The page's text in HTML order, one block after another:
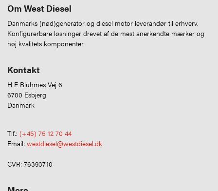
Om West Diesel
Danmarks (nød)generator og diesel motor leverandør til erhverv.
Konfigurerbare løsninger drevet af de mest anerkendte mærker og
høj kvalitets komponenter
Kontakt
H E Bluhmes Vej 6
6700 Esbjerg
Danmark
Tlf.: (+45) 75 12 70 44
Email: westdiesel@westdiesel.dk
CVR: 76393710